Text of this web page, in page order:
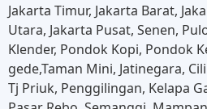
Jakarta Timur, Jakarta Barat,
Utara, Jakarta Pusat, Senen,
Klender, Pondok Kopi, Pondok
gede,Taman Mini, Jatinegara,
Tj Priuk, Penggilingan, Kelapa